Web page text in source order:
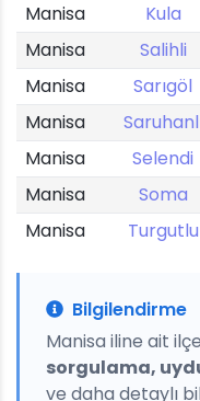
Manisa
Kula
Manisa
Salihli
Manisa
Sarıgöl
Manisa
Manisa
Selendi
Manisa
Soma
Manisa
Turgutlu
Bilgilendirme
Manisa iline ait
sorgulama,
ve daha detaylı